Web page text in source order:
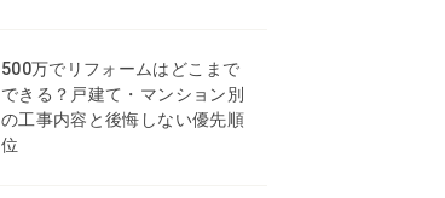
500万でリフォームはどこまで
できる？戸建て・マンション別
の工事内容と後悔しない優先順
位